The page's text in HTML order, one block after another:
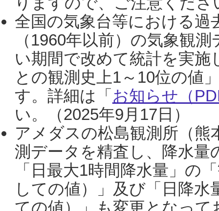
全国の気象台等における過
（1960年以前）の気象観
い期間で改めて統計を実
との観測史上1～10位の値
す。詳細は「 お知らせ（
い。（2025年9月17日）
アメダスの松島観測所（熊
測データを精査し、降水
「日最大1時間降水量」の
しての値）」及び「日降
ての値）」も変更となっ